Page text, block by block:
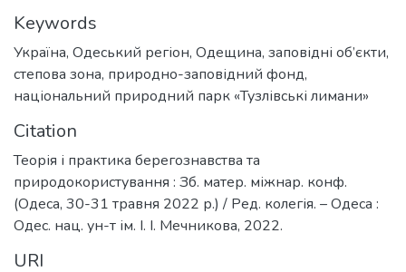
Keywords
Україна, Одеський регіон, Одещина, заповідні об’єкти,
степова зона, природно-заповідний фонд,
національний природний парк «Тузлівські лимани»
Citation
Теорія і практика берегознавства та
природокористування : Зб. матер. міжнар. конф.
(Одеса, 30-31 травня 2022 р.) / Ред. колегія. – Одеса :
Одес. нац. ун-т ім. І. І. Мечникова, 2022.
URI